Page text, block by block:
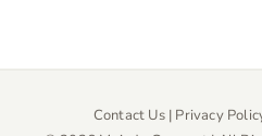
Contact Us| Privacy